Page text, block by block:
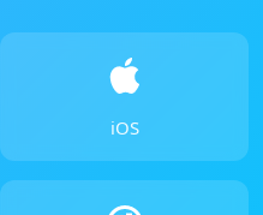
iOS